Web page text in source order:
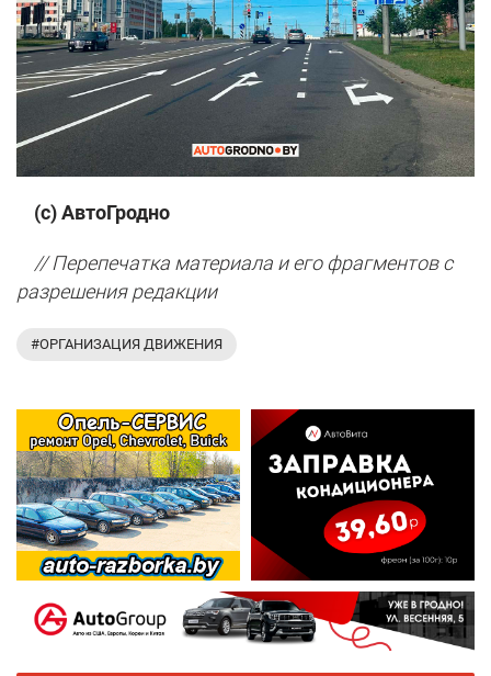
(с) АвтоГродно
// Перепечатка материала и его фрагментов с
разрешения редакции
#ОРГАНИЗАЦИЯ ДВИЖЕНИЯ